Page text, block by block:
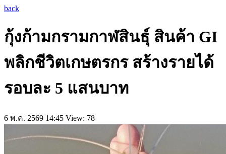
back
กุ้งก้ามกรามกาฬสินธุ์ สินค้า GI
พลิกชีวิตเกษตรกร สร้างรายได้
รอบละ 5 แสนบาท
6 พ.ค. 2569 14:45 View: 78